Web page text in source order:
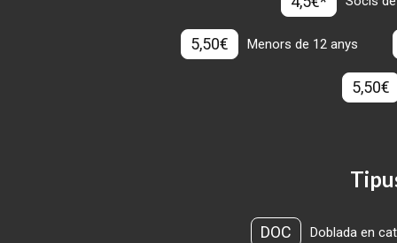
5,50€ Menors de 12 anys
5,50€
DOC Doblada en